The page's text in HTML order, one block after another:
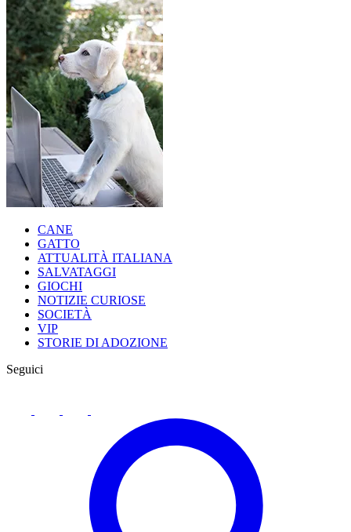
CANE
GATTO
ATTUALITÀ ITALIANA
SALVATAGGI
GIOCHI
NOTIZIE CURIOSE
SOCIETÀ
VIP
STORIE DI ADOZIONE
Seguici